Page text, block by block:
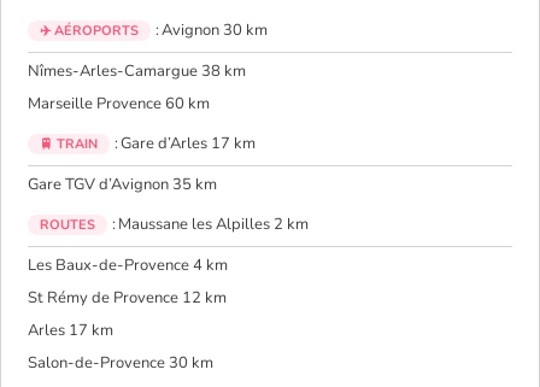
✈️ AÉROPORTS
: Avignon 30 km
Nîmes-Arles-Camargue 38 km
Marseille Provence 60 km
🚆 TRAIN
: Gare d’Arles 17 km
Gare TGV d’Avignon 35 km
ROUTES
: Maussane les Alpilles 2 km
Les Baux-de-Provence 4 km
St Rémy de Provence 12 km
Arles 17 km
Salon-de-Provence 30 km